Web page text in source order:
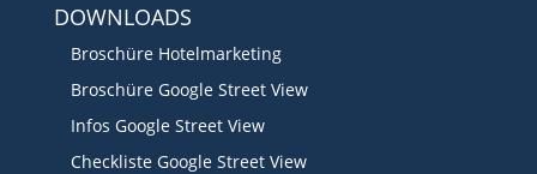
DOWNLOADS
Broschüre Hotelmarketing
Broschüre Google Street View
Infos Google Street View
Checkliste Google Street View